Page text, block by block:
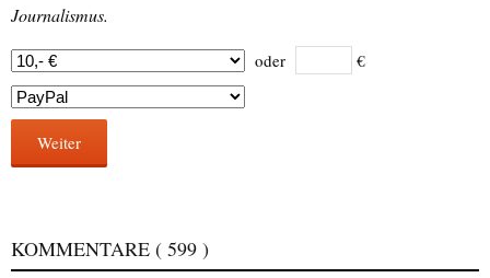
Journalismus.
oder €
Weiter
KOMMENTARE ( 599 )